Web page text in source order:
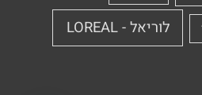
לוריאל - LOREAL